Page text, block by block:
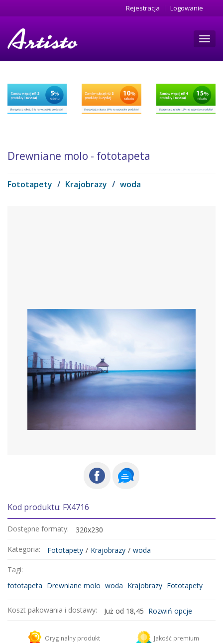
do
Rejestracja Logowanie
Drewniane molo - fototapeta
Fototapety / Krajobrazy / woda
Kod produktu: FX4716
Dostępne formaty: 320x230
Kategoria: Fototapety / Krajobrazy / woda
Tagi:
fototapeta Drewniane molo woda Krajobrazy Fototapety
Koszt pakowania i dostawy: Już od 18,45 Rozwiń opcje
Kurier DHL
Oryginalny produkt Jakość premium